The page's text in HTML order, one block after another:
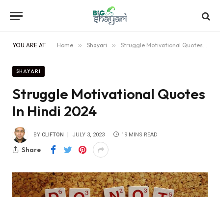
YOU ARE AT: Home » Shayari » Struggle Motivational Quotes In Hindi 2024
SHAYARI
Struggle Motivational Quotes
In Hindi 2024
BY CLIFTON JULY 3, 2023 19 MINS READ
Share